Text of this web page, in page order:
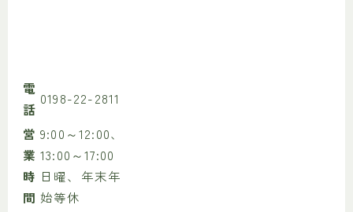
電
話
0198-22-2811
営
業
時
間
9:00～12:00、
13:00～17:00
日曜、年末年
始等休